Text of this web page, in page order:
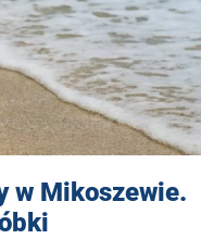
w Mikoszewie.